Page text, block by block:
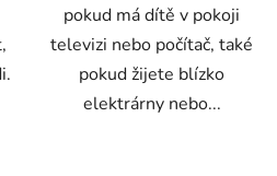
pokud má dítě v pokoji
televizi nebo počítač, také
pokud žijete blízko
elektrárny nebo...